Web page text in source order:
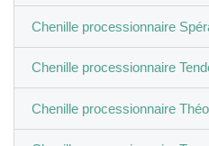
Chenille processionnaire
Chenille processionnaire
Chenille processionnaire